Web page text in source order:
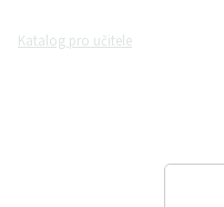
Katalog pro učitele